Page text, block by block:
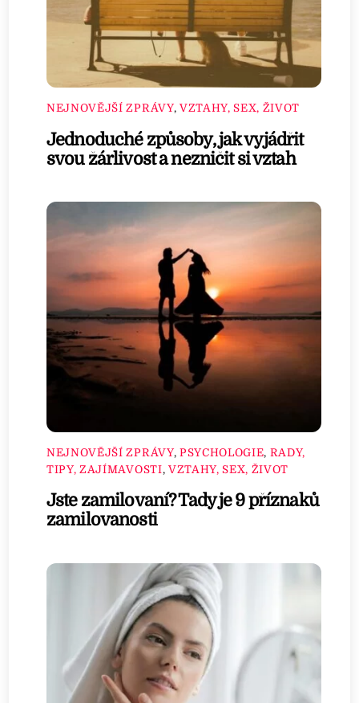
NEJNOVĚJŠÍ ZPRÁVY, VZTAHY, SEX, ŽIVOT
Jednoduché způsoby, jak vyjádřit
svou žárlivost a nezničit si vztah
NEJNOVĚJŠÍ ZPRÁVY, PSYCHOLOGIE, RADY,
TIPY, ZAJÍMAVOSTI, VZTAHY, SEX, ŽIVOT
Jste zamilovaní? Tady je 9 příznaků
zamilovanosti